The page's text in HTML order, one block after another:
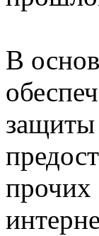
В
защиты
прочих